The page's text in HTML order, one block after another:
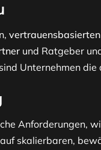
und Ratgeber
Unternehmen
Anforderungen,
skalierbaren,